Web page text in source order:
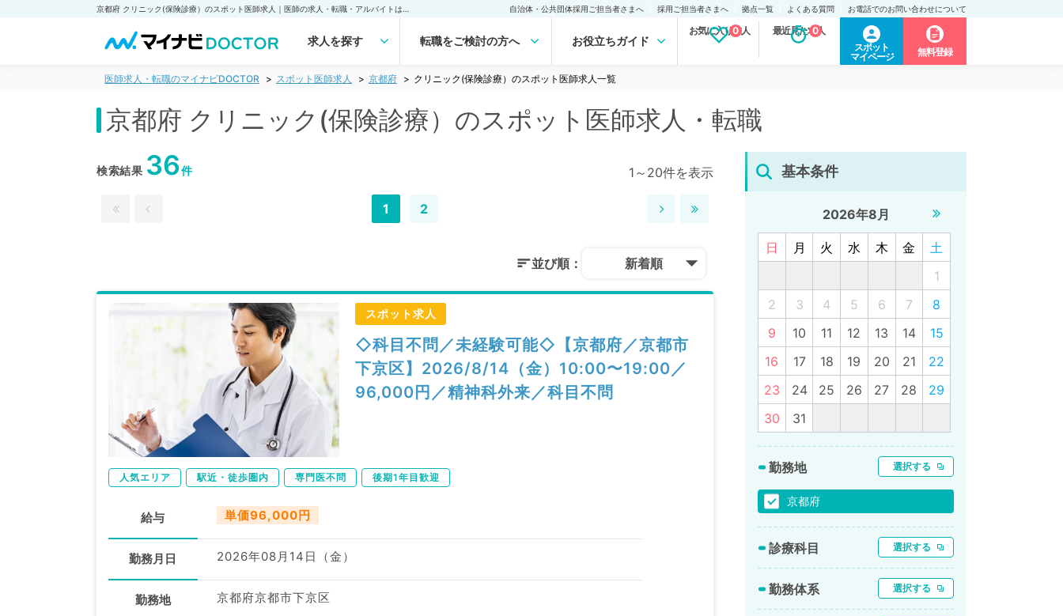
自治体・公共団体採用ご担当者さまへ 採用ご担当者さまへ 拠点一覧 よくある質問 お電話でのお問い合わせについて
求人を探す 転職をご検討の方へ お役立ちガイド
お気に入り求人
0 最近見た求人
0
スポット
マイページ
無料登録
医師求人・転職のマイナビDOCTOR スポット医師求人 京都府 クリニック(保険診療）のスポット医師求人一覧
京都府 クリニック(保険診療）のスポット医師求人・転職
検索結果 36件 1～20件を表示
1 2
並び順： 新着順
スポット求人
◇科目不問／未経験可能◇【京都府／京都市
下京区】2026/8/14（金）10:00〜19:00／
96,000円／精神科外来／科目不問
人気エリア 駅近・徒歩圏内 専門医不問 後期1年目歓迎
給与 単価96,000円
勤務月日 2026年08月14日（金）
勤務地 京都府京都市下京区
基本条件
2026年8月
日 月 火 水 木 金
土
1
2
3 4 5 6 7
8
9
10 11 12 13 14
15
16
17 18 19 20 21
22
23
24 25 26 27 28
29
30
31
勤務地 選択する
京都府
診療科目 選択する
勤務体系 選択する